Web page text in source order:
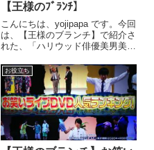
【王様のﾌﾞﾗﾝﾁ】
こんにちは、yojipapa です。今回
は、【王様のブランチ】で紹介さ
れた、「ハリウッド俳優美男美女
お伝えします。番組名王様のブラ
ンチ 香川照之リモート生出演&
おかわり必至!ごはんのお供ラン
キング出演者渡...
お役立ち